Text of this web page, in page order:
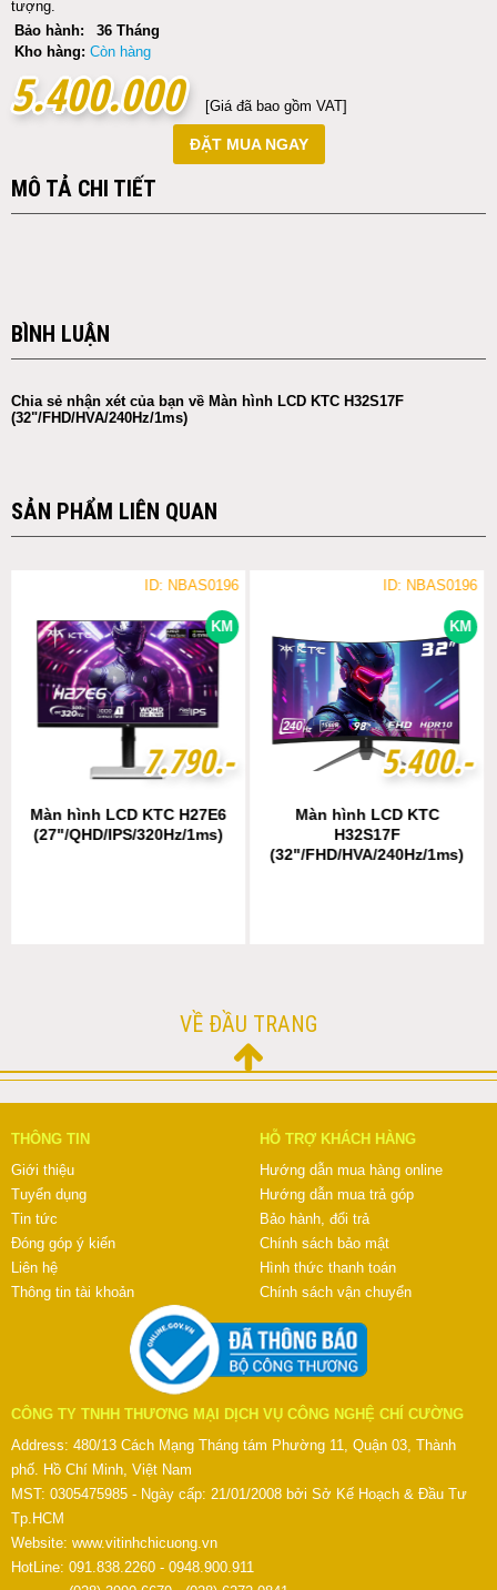
tượng.
Bảo hành:
36 Tháng
Kho hàng: Còn hàng
5.400.000
5.400.000 [Giá đã bao gồm VAT]
ĐẶT MUA NGAY
MÔ TẢ CHI TIẾT
BÌNH LUẬN
Chia sẻ nhận xét của bạn về Màn hình LCD KTC H32S17F
(32"/FHD/HVA/240Hz/1ms)
SẢN PHẨM LIÊN QUAN
KM
ID: NBAS0196
7.790.-
7.790.-
Màn hình LCD KTC H27E6
(27"/QHD/IPS/320Hz/1ms)
KM
ID: NBAS0196
5.400.-
5.400.-
Màn hình LCD KTC
H32S17F
(32"/FHD/HVA/240Hz/1ms)
VỀ ĐẦU TRANG
THÔNG TIN
Giới thiệu
Tuyển dụng
Tin tức
Đóng góp ý kiến
Liên hệ
Thông tin tài khoản
HỖ TRỢ KHÁCH HÀNG
Hướng dẫn mua hàng online
Hướng dẫn mua trả góp
Bảo hành, đổi trả
Chính sách bảo mật
Hình thức thanh toán
Chính sách vận chuyển
CÔNG TY TNHH THƯƠNG MẠI DỊCH VỤ CÔNG NGHỆ CHÍ CƯỜNG
Address: 480/13 Cách Mạng Tháng tám Phường 11, Quận 03, Thành
phố. Hồ Chí Minh, Việt Nam
MST: 0305475985 - Ngày cấp: 21/01/2008 bởi Sở Kế Hoạch & Đầu Tư
Tp.HCM
Website: www.vitinhchicuong.vn
HotLine: 091.838.2260 - 0948.900.911